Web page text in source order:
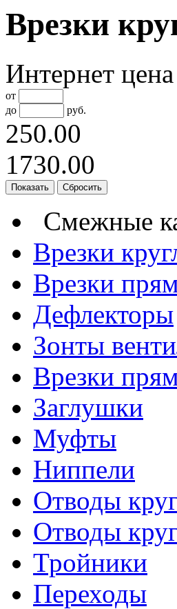
Врезки
Интернет цена
от
до
руб.
250.00
1730.00
Смежные
Врезки
Врезки
Дефлекторы
Зонты
Врезки
Заглушки
Муфты
Ниппели
Отводы
Отводы
Тройники
Переходы